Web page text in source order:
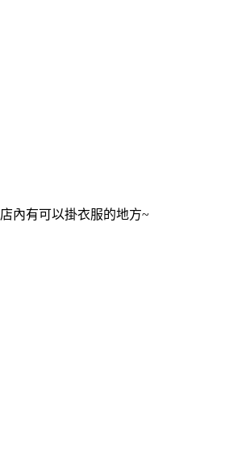
店內有可以掛衣服的地方~